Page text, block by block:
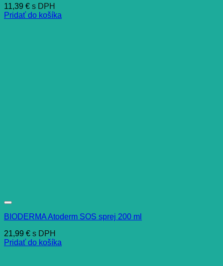
11,39 € s DPH
Pridať do košíka
BIODERMA Atoderm SOS sprej 200 ml
21,99 € s DPH
Pridať do košíka